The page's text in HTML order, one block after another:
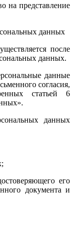
представление
данных
после
данных.
данные
согласия,
статьей 6
данных
его
документа и